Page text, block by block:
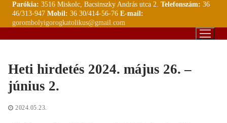
UgrásParókia: 3516 Miskolc, Bacsinszky András utca 2. Telefonszám: 36
46/313-947 Mobil: 36 30/414-56-76 E-mail:
gorombolyigorogkatolikus@gmail.com
Heti hirdetés 2024. május 26. –
június 2.
2024.05.23.